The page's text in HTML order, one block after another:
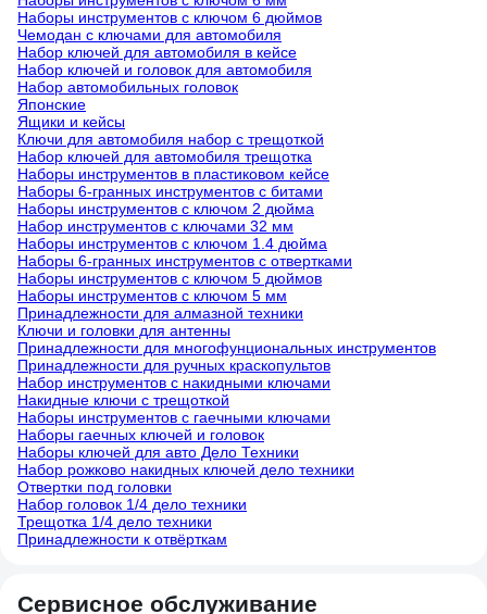
Наборы инструментов с ключом 6 дюймов
Чемодан с ключами для автомобиля
Набор ключей для автомобиля в кейсе
Набор ключей и головок для автомобиля
Набор автомобильных головок
Японские
Ящики и кейсы
Ключи для автомобиля набор с трещоткой
Набор ключей для автомобиля трещотка
Наборы инструментов в пластиковом кейсе
Наборы 6-гранных инструментов с битами
Наборы инструментов с ключом 2 дюйма
Набор инструментов с ключами 32 мм
Наборы инструментов с ключом 1.4 дюйма
Наборы 6-гранных инструментов с отвертками
Наборы инструментов с ключом 5 дюймов
Наборы инструментов с ключом 5 мм
Принадлежности для алмазной техники
Ключи и головки для антенны
Принадлежности для многофунциональных инструментов
Принадлежности для ручных краскопультов
Набор инструментов с накидными ключами
Накидные ключи с трещоткой
Наборы инструментов с гаечными ключами
Наборы гаечных ключей и головок
Наборы ключей для авто Дело Техники
Набор рожково накидных ключей дело техники
Отвертки под головки
Набор головок 1/4 дело техники
Трещотка 1/4 дело техники
Принадлежности к отвёрткам
Сервисное обслуживание